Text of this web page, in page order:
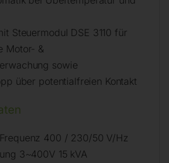
Steuermodul DSE 3110 für
Motor- &
sowie
über potentialfreien Kontakt
400 / 230/50 V/Hz
3~400V 15 kVA